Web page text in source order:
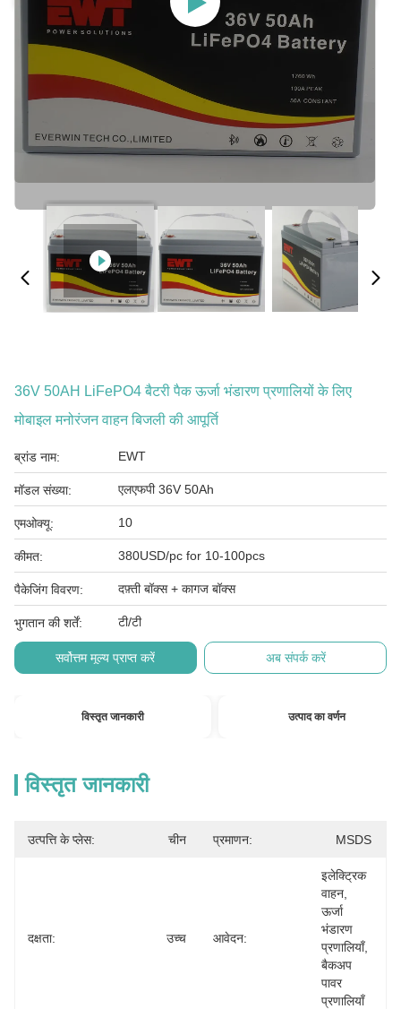
36V 50AH LiFePO4 बैटरी पैक ऊर्जा भंडारण प्रणालियों के लिए
मोबाइल मनोरंजन वाहन बिजली की आपूर्ति
ब्रांड नाम: EWT
मॉडल संख्या: एलएफपी 36V 50Ah
एमओक्यू: 10
कीमत: 380USD/pc for 10-100pcs
पैकेजिंग विवरण: दफ़्ती बॉक्स + कागज बॉक्स
भुगतान की शर्तें: टी/टी
सर्वोत्तम मूल्य प्राप्त करें अब संपर्क करें
विस्तृत जानकारी उत्पाद का वर्णन
विस्तृत जानकारी
उत्पत्ति के प्लेस: चीन प्रमाणन: MSDS
दक्षता: उच्च आवेदन:
इलेक्ट्रिक
वाहन,
ऊर्जा
भंडारण
प्रणालियाँ,
बैकअप
पावर
प्रणालियाँ